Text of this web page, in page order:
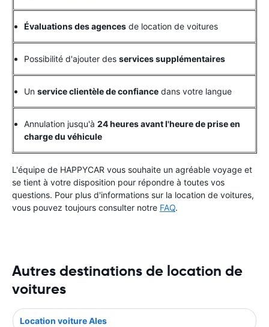
Évaluations des agences de location de voitures
Possibilité d'ajouter des services supplémentaires
Un service clientèle de confiance dans votre langue
Annulation jusqu'à 24 heures avant l'heure de prise en
charge du véhicule
L'équipe de HAPPYCAR vous souhaite un agréable voyage et
se tient à votre disposition pour répondre à toutes vos
questions. Pour plus d'informations sur la location de voitures,
vous pouvez toujours consulter notre FAQ.
Autres destinations de location de
voitures
Location voiture Ales